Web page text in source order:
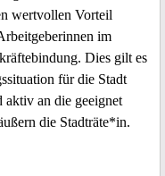
wertvollen Vorteil
im
Dies gilt es
für die Stadt
aktiv an die geeignet
die Stadträte*in.